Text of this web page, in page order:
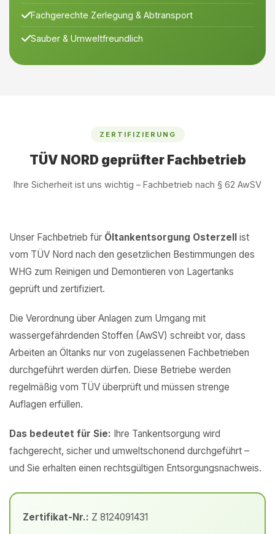
Fachgerechte Zerlegung & Abtransport
Sauber & Umweltfreundlich
ZERTIFIZIERUNG
TÜV NORD geprüfter Fachbetrieb
Ihre Sicherheit ist uns wichtig – Fachbetrieb nach § 62 AwSV
Unser Fachbetrieb für Öltankentsorgung Osterzell ist
vom TÜV Nord nach den gesetzlichen Bestimmungen des
WHG zum Reinigen und Demontieren von Lagertanks
geprüft und zertifiziert.
Die Verordnung über Anlagen zum Umgang mit
wassergefährdenden Stoffen (AwSV) schreibt vor, dass
Arbeiten an Öltanks nur von zugelassenen Fachbetrieben
durchgeführt werden dürfen. Diese Betriebe werden
regelmäßig vom TÜV überprüft und müssen strenge
Auflagen erfüllen.
Das bedeutet für Sie: Ihre Tankentsorgung wird
fachgerecht, sicher und umweltschonend durchgeführt –
und Sie erhalten einen rechtsgültigen Entsorgungsnachweis.
Zertifikat-Nr.: Z 8124091431